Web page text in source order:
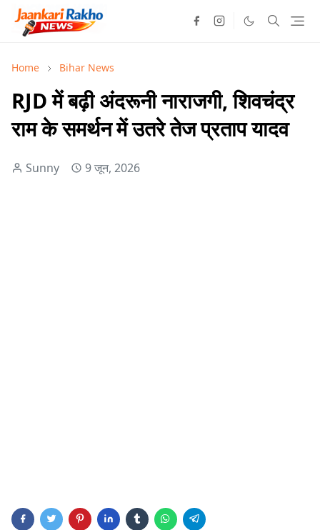
Home Bihar News
RJD में बढ़ी अंदरूनी नाराजगी, शिवचंद्र
राम के समर्थन में उतरे तेज प्रताप यादव
Sunny 9 जून, 2026